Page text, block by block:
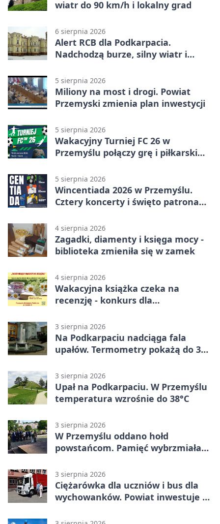
wiatr do 90 km/h i lokalny grad
6 sierpnia 2026
Alert RCB dla Podkarpacia.
Nadchodzą burze, silny wiatr i
5 sierpnia 2026
Miliony na most i drogi. Powiat
Przemyski zmienia plan inwestycji
5 sierpnia 2026
Wakacyjny Turniej FC 26 w
Przemyślu połączy grę i piłkarski
5 sierpnia 2026
Wincentiada 2026 w Przemyślu.
Cztery koncerty i święto patrona
4 sierpnia 2026
Zagadki, diamenty i księga mocy -
biblioteka zmieniła się w zamek
4 sierpnia 2026
Wakacyjna książka czeka na
recenzję - konkurs dla
3 sierpnia 2026
Na Podkarpaciu nadciąga fala
upałów. Termometry pokażą do 36
3 sierpnia 2026
Upał na Podkarpaciu. W Przemyślu
temperatura wzrośnie do 38°C
3 sierpnia 2026
W Przemyślu oddano hołd
powstańcom. Pamięć wybrzmiała
3 sierpnia 2026
Ciężarówka dla uczniów i bus dla
wychowanków. Powiat inwestuje w